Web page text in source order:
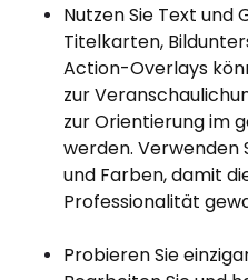
Nutzen Sie Text und
Titelkarten,
Action-Overlays
zur
zur Orientierung im
werden. Verwenden
und Farben, damit
Professionalität
Probieren Sie